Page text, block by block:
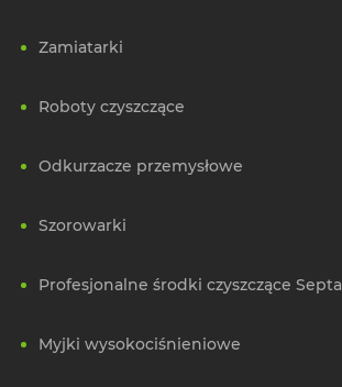
Zamiatarki
Roboty czyszczące
Odkurzacze przemysłowe
Szorowarki
Profesjonalne środki czyszczące Septa
Myjki wysokociśnieniowe